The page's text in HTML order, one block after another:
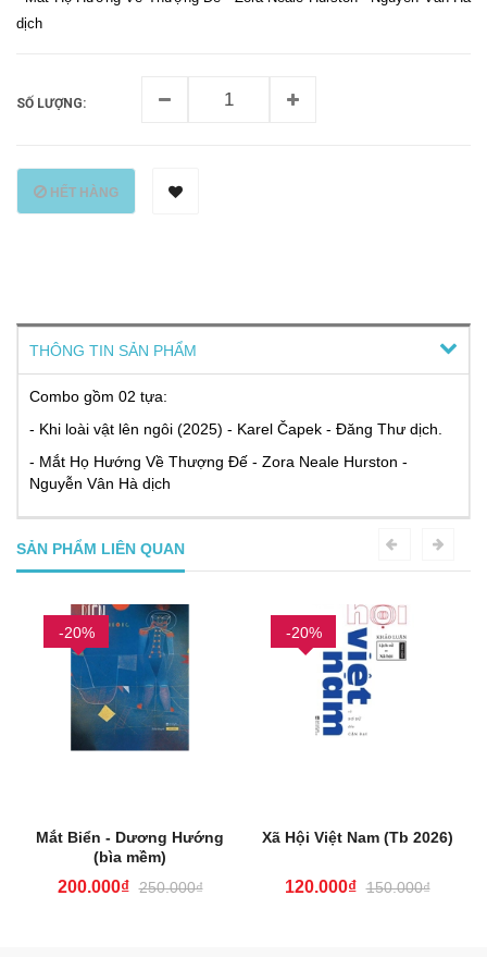
dịch
SỐ LƯỢNG:
HẾT HÀNG
THÔNG TIN SẢN PHẨM
Combo gồm 02 tựa:
- Khi loài vật lên ngôi (2025) - Karel Čapek - Đăng Thư dịch.
- Mắt Họ Hướng Về Thượng Đế - Zora Neale Hurston -
Nguyễn Vân Hà dịch
SẢN PHẨM LIÊN QUAN
-20%
Mắt Biển - Dương Hướng
(bìa mềm)
200.000₫ 250.000₫
-20%
Xã Hội Việt Nam (Tb 2026)
120.000₫ 150.000₫